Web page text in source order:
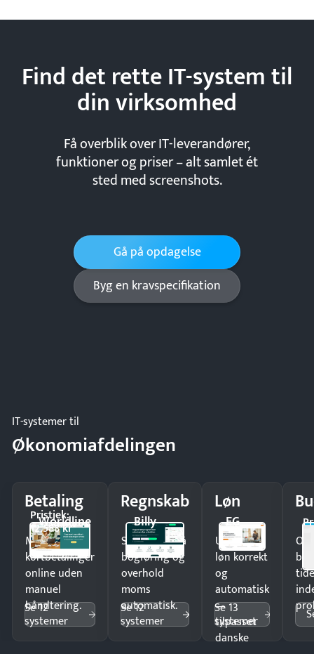
Find det rette IT-system til
dinvirksomhed
Få overblik over IT-leverandører,
funktioner og priser – alt samlet ét
sted med screenshots.
Gå på opdagelse
Byg en kravspecifikation
IT-systemer til
Økonomiafdelingen
Betaling
Worldline
Pristjek:
12.588 kr
Modtag
kortbetalinger
online uden
manuel
håndtering.
Se 12
systemer
Regnskab
Billy
Spar timer på
bogføring og
overhold
moms
automatisk.
Se 12
systemer
Løn
EG
Udbetal
løn korrekt
og
automatisk
—
tilpasset
danske
Se 13
systemer